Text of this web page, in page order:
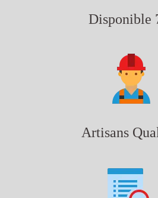
Disponible
Artisans